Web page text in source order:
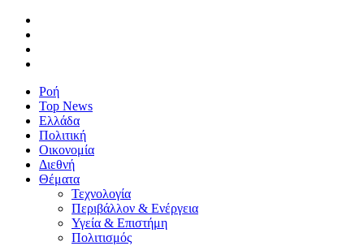
Ροή
Top News
Ελλάδα
Πολιτική
Οικονομία
Διεθνή
Θέματα
Τεχνολογία
Περιβάλλον & Ενέργεια
Υγεία & Επιστήμη
Πολιτισμός